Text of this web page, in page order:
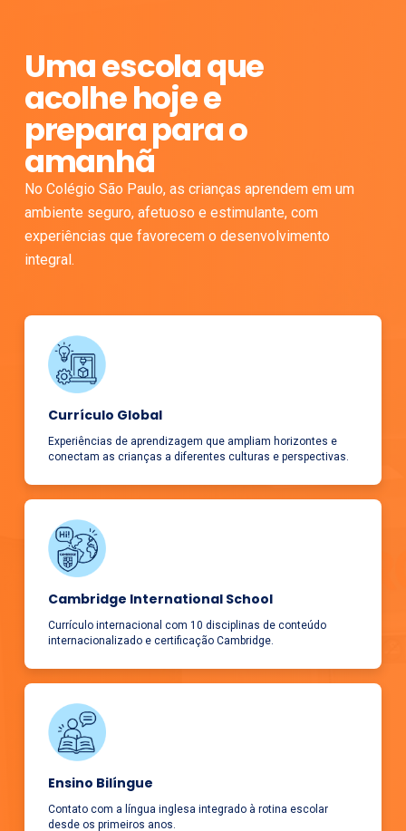
Uma escola que
acolhe hoje e
prepara para o
amanhã
No Colégio São Paulo, as crianças aprendem em um
ambiente seguro, afetuoso e estimulante, com
experiências que favorecem o desenvolvimento
integral.
Currículo Global
Experiências de aprendizagem que ampliam horizontes e
conectam as crianças a diferentes culturas e perspectivas.
Cambridge International School
Currículo internacional com 10 disciplinas de conteúdo
internacionalizado e certificação Cambridge.
Ensino Bilíngue
Contato com a língua inglesa integrado à rotina escolar
desde os primeiros anos.